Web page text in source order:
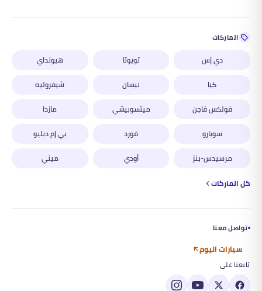
الماركات
دي إس تويوتا
هيونداي
كيا
نيسان
شيفروليه
فولكس فاجن
ميتسوبيشي
مازدا
سوبارو
فورد
بي إم دبليو
مرسيدس-بنز
أودي
ميني
كل الماركات
تواصل معنا
سيارات اليوم
تابعنا على